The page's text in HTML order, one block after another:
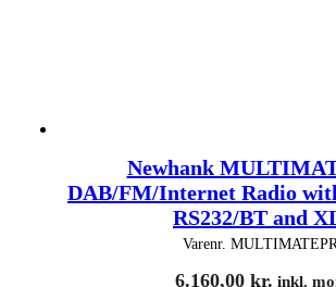
Newhank
DAB/FM/Internet Radio
RS232/BT and
Varenr.
6.160,00 kr. inkl.